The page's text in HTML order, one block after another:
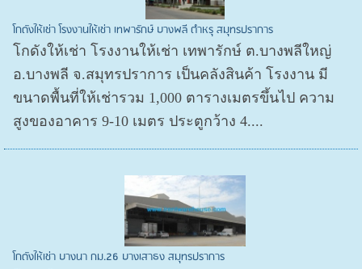
โกดังให้เช่า โรงงานให้เช่า เทพารักษ์ บางพลี ตำหรุ สมุทรปราการ
โกดังให้เช่า โรงงานให้เช่า เทพารักษ์ ต.บางพลีใหญ่
อ.บางพลี จ.สมุทรปราการ เป็นคลังสินค้า โรงงาน มี
ขนาดพื้นที่ให้เช่ารวม 1,000 ตารางเมตรขึ้นไป ความ
สูงของอาคาร 9-10 เมตร ประตูกว้าง 4....
โกดังให้เช่า บางนา กม.26 บางเสาธง สมุทรปราการ